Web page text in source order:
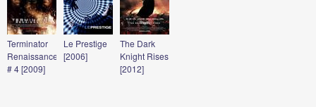
Terminator
Renaissance
# 4 [2009]
Le Prestige
[2006]
The Dark
Knight Rises
[2012]